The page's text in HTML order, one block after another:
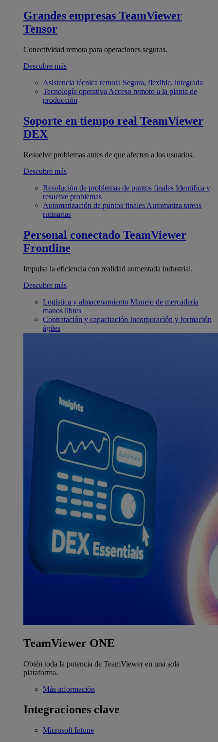
Grandes empresas TeamViewer
Tensor
Conectividad remota para operaciones seguras.
Descubre más
Asistencia técnica remota Segura, flexible, integrada
Tecnología operativa Acceso remoto a la planta de
producción
Soporte en tiempo real TeamViewer
DEX
Resuelve problemas antes de que afecten a los usuarios.
Descubre más
Resolución de problemas de puntos finales Identifica y
resuelve problemas
Automatización de puntos finales Automatiza tareas
rutinarias
Personal conectado TeamViewer
Frontline
Impulsa la eficiencia con realidad aumentada industrial.
Descubre más
Logística y almacenamiento Manejo de mercadería
manos libres
Contratación y capacitación Incorporación y formación
ágiles
TeamViewer ONE
Obtén toda la potencia de TeamViewer en una sola
plataforma.
Más información
Integraciones clave
Microsoft Intune